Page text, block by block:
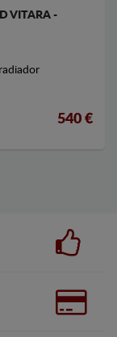
VITARA -
540 €